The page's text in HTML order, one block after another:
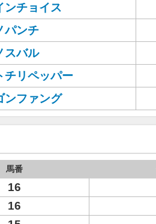
ンチョイス
パンチ
スバル
チリペッパー
ンファング
馬番
16
16